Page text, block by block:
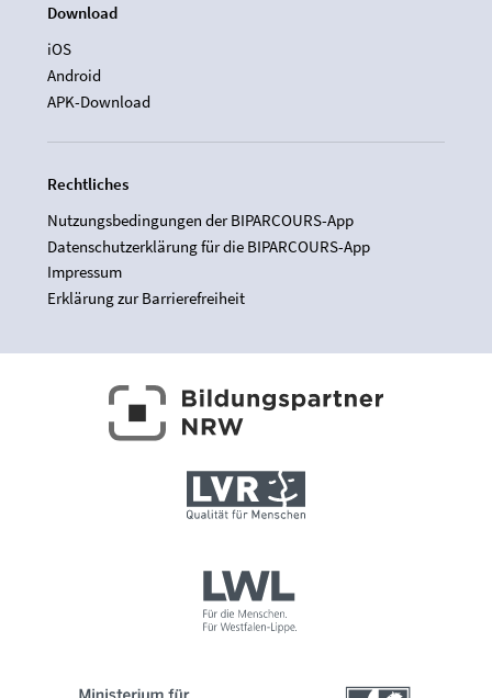
Download
iOS
Android
APK-Download
Rechtliches
Nutzungsbedingungen der BIPARCOURS-App
Datenschutzerklärung für die BIPARCOURS-App
Impressum
Erklärung zur Barrierefreiheit